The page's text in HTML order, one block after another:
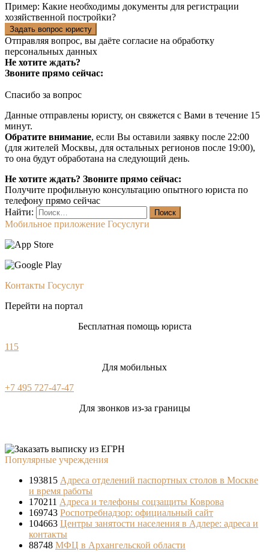
Пример: Какие необходимы документы для регистрации
хозяйственной постройки?
Задать вопрос юристу
Отправляя вопрос, вы даёте согласие на обработку
персональных данных
Не хотите ждать?
Звоните прямо сейчас:
Спасибо за вопрос
Данные отправлены юристу, он свяжется с Вами в течение 15
минут.
Обратите внимание, если Вы оставили заявку после 22:00
(для жителей Москвы, для остальных регионов после 19:00),
то она будут обработана на следующий день.
Не хотите ждать? Звоните прямо сейчас:
Получите профильную консультацию опытного юриста по
телефону прямо сейчас
Найти:
Мобильное приложение Госуслуги
Контакты Госуслуг
Перейти на портал
Бесплатная помощь юриста
115
Для мобильных
+7 495 727-47-47
Для звонков из-за границы
Популярные учреждения
193815 Адреса отделений паспортных столов в Москве
и время работы
170211 Адреса и телефоны соцзащиты Коврова
169743 Роспотребнадзор: официальный сайт
104663 Центры занятости населения в Адлере: адреса и
контакты
88748 МФЦ в Архангельской области